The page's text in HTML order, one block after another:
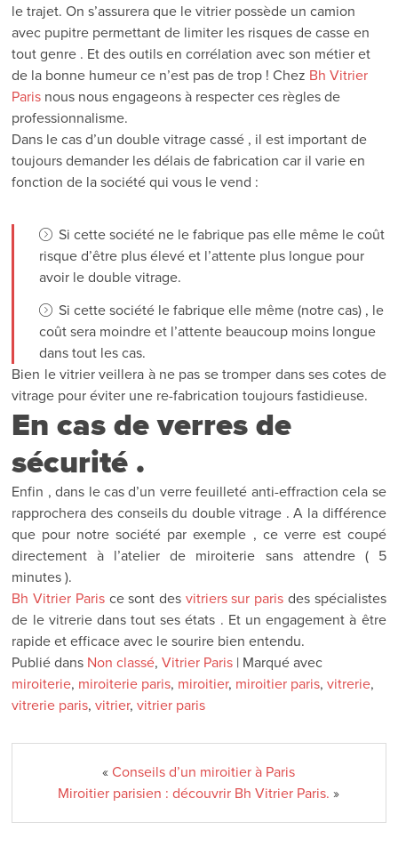
le trajet. On s’assurera que le vitrier possède un camion
avec pupitre permettant de limiter les risques de casse en
tout genre . Et des outils en corrélation avec son métier et
de la bonne humeur ce n’est pas de trop ! Chez Bh Vitrier
Paris nous nous engageons à respecter ces règles de
professionnalisme.
Dans le cas d’un double vitrage cassé , il est important de
toujours demander les délais de fabrication car il varie en
fonction de la société qui vous le vend :
Si cette société ne le fabrique pas elle même le coût
risque d’être plus élevé et l’attente plus longue pour
avoir le double vitrage.
Si cette société le fabrique elle même (notre cas) , le
coût sera moindre et l’attente beaucoup moins longue
dans tout les cas.
Bien le vitrier veillera à ne pas se tromper dans ses cotes de
vitrage pour éviter une re-fabrication toujours fastidieuse.
En cas de verres de
sécurité .
Enfin , dans le cas d’un verre feuilleté anti-effraction cela se
rapprochera des conseils du double vitrage . A la différence
que pour notre société par exemple , ce verre est coupé
directement à l’atelier de miroiterie sans attendre ( 5
minutes ).
Bh Vitrier Parisce sont des vitriers sur paris des spécialistes
de le vitrerie dans tout ses états . Et un engagement à être
rapide et efficace avec le sourire bien entendu.
Publié dans Non classé,Vitrier Paris | Marqué avec
miroiterie, miroiterie paris, miroitier, miroitier paris,vitrerie,
vitrerie paris,vitrier,vitrier paris
«Conseils d’un miroitier à Paris
Miroitier parisien : découvrir Bh Vitrier Paris. »